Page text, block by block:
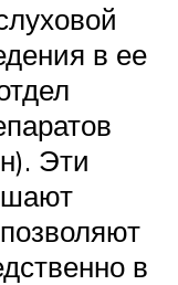
в ее
Эти
в